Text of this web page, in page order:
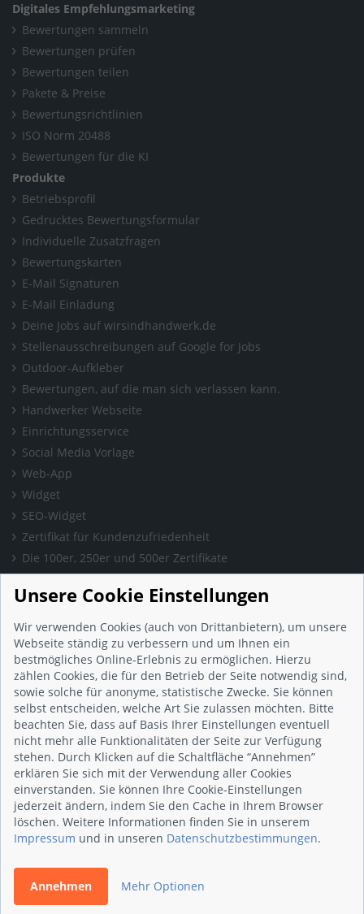
Digitales Empfehlungsmarketing
Bewertungen sammeln
Bewertungen prüfen
Bewertungen teilen
Pakete & Preise
Bewertungsrichtlinien
ISO Norm 20488
Bewertungen für die KI
Produkte
Betriebsprofil
Gedrucktes Bewertungsformular
Individuelle Zusatzfragen
Bewertungskarten
E-Mail Signaturen
E-Mail Einladung
Deine Jobs auf wirsindhandwerk.de
Stellenausschreibungen auf Google for Jobs
Outdoor-Aufkleber
Bewertungen, auf die man sich verlassen kann.
Handwerker Webseite
Einrichtungsservice
Social Media Vorlage
Web-App
Widget
SEO-Widget
Zertifikat für Kundenzufriedenheit
Die 100er, 250er und 500er Zertifikate
Presse & Wissen
Presse und Informationen
Blog
Häufig gestellte Fragen (FAQ)
Studie: Digitalisierungsbarometer
Initiative gegen Fake-Bewertungen
Kunden Informationen
Beratungsgespräch vereinbaren
Impressum
Datenschutz
AGB
Nutzungsbedingungen
Kontakt
Unsere Cookie Einstellungen
Wir verwenden Cookies (auch von Drittanbietern), um unsere
Webseite ständig zu verbessern und um Ihnen ein
bestmögliches Online-Erlebnis zu ermöglichen. Hierzu
zählen Cookies, die für den Betrieb der Seite notwendig sind,
sowie solche für anonyme, statistische Zwecke. Sie können
selbst entscheiden, welche Art Sie zulassen möchten. Bitte
beachten Sie, dass auf Basis Ihrer Einstellungen eventuell
nicht mehr alle Funktionalitäten der Seite zur Verfügung
stehen. Durch Klicken auf die Schaltfläche “Annehmen”
erklären Sie sich mit der Verwendung aller Cookies
einverstanden. Sie können Ihre Cookie-Einstellungen
jederzeit ändern, indem Sie den Cache in Ihrem Browser
löschen. Weitere Informationen finden Sie in unserem
Impressum und in unseren Datenschutzbestimmungen.
Annehmen Mehr Optionen